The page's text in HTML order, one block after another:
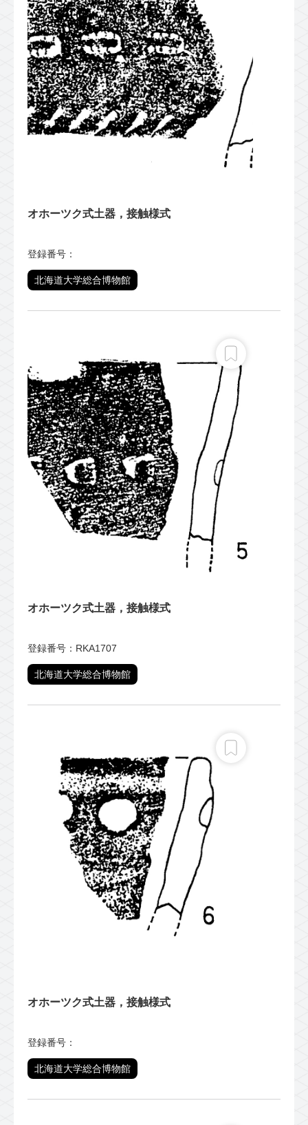
オホーツク式土器，接触様式
登録番号：
北海道大学総合博物館
オホーツク式土器，接触様式
登録番号：RKA1707
北海道大学総合博物館
オホーツク式土器，接触様式
登録番号：
北海道大学総合博物館